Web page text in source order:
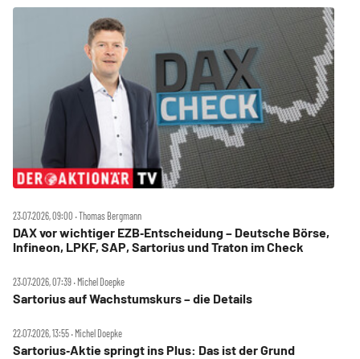
23.07.2026, 09:00 ‧ Thomas Bergmann
DAX vor wichtiger EZB‑Entscheidung – Deutsche Börse,
Infineon, LPKF, SAP, Sartorius und Traton im Check
23.07.2026, 07:39 ‧ Michel Doepke
Sartorius auf Wachstumskurs – die Details
22.07.2026, 13:55 ‧ Michel Doepke
Sartorius‑Aktie springt ins Plus: Das ist der Grund